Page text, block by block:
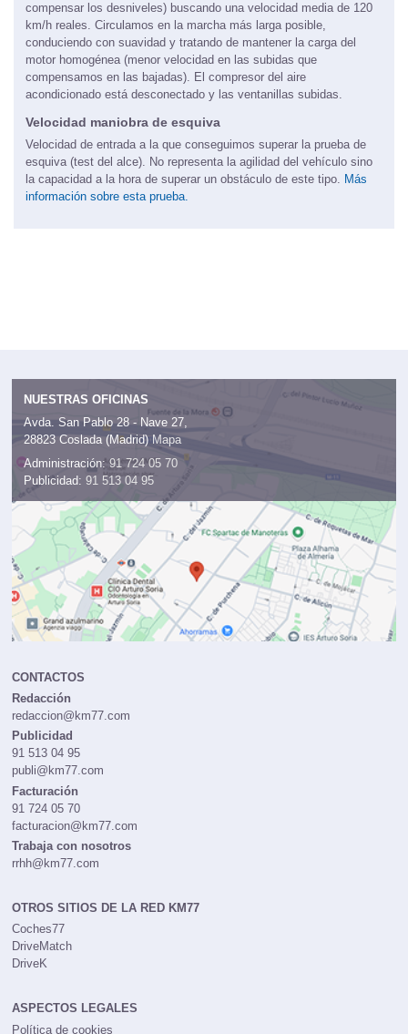
compensar los desniveles) buscando una velocidad media de 120
km/h reales. Circulamos en la marcha más larga posible,
conduciendo con suavidad y tratando de mantener la carga del
motor homogénea (menor velocidad en las subidas que
compensamos en las bajadas). El compresor del aire
acondicionado está desconectado y las ventanillas subidas.
Velocidad maniobra de esquiva
Velocidad de entrada a la que conseguimos superar la prueba de
esquiva (test del alce). No representa la agilidad del vehículo sino
la capacidad a la hora de superar un obstáculo de este tipo. Más
información sobre esta prueba.
NUESTRAS OFICINAS
Avda. San Pablo 28 - Nave 27,
28823 Coslada (Madrid) Mapa
Administración: 91 724 05 70
Publicidad: 91 513 04 95
CONTACTOS
Redacción
redaccion@km77.com
Publicidad
91 513 04 95
publi@km77.com
Facturación
91 724 05 70
facturacion@km77.com
Trabaja con nosotros
rrhh@km77.com
OTROS SITIOS DE LA RED KM77
Coches77
DriveMatch
DriveK
ASPECTOS LEGALES
Política de cookies